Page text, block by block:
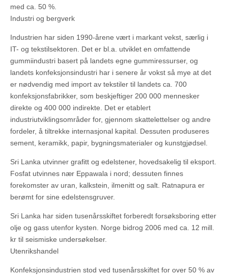
med ca. 50 %.
Industri og bergverk
Industrien har siden 1990-årene vært i markant vekst, særlig i
IT- og tekstilsektoren. Det er bl.a. utviklet en omfattende
gummiindustri basert på landets egne gummiressurser, og
landets konfeksjonsindustri har i senere år vokst så mye at det
er nødvendig med import av tekstiler til landets ca. 700
konfeksjonsfabrikker, som beskjeftiger 200 000 mennesker
direkte og 400 000 indirekte. Det er etablert
industriutviklingsområder for, gjennom skattelettelser og andre
fordeler, å tiltrekke internasjonal kapital. Dessuten produseres
sement, keramikk, papir, bygningsmaterialer og kunstgjødsel.
Sri Lanka utvinner grafitt og edelstener, hovedsakelig til eksport.
Fosfat utvinnes nær Eppawala i nord; dessuten finnes
forekomster av uran, kalkstein, ilmenitt og salt. Ratnapura er
berømt for sine edelstensgruver.
Sri Lanka har siden tusenårsskiftet forberedt forsøksboring etter
olje og gass utenfor kysten. Norge bidrog 2006 med ca. 12 mill.
kr til seismiske undersøkelser.
Utenrikshandel
Konfeksjonsindustrien stod ved tusenårsskiftet for over 50 % av